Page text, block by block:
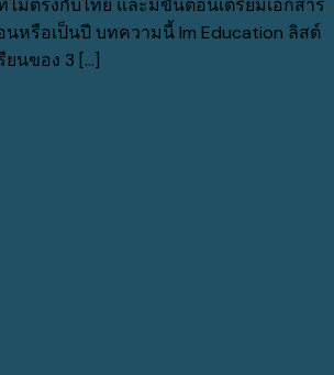
ม่ตรงกับไทย และมีขั้นตอนเตรียมเอกสาร
นหรือเป็นปี บทความนี้ Im Education ลิสต์
นของ 3 [...]